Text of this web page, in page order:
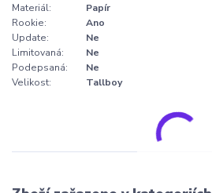
Materiál:
Papír
Rookie:
Ano
Update:
Ne
Limitovaná:
Ne
Podepsaná:
Ne
Velikost:
Tallboy